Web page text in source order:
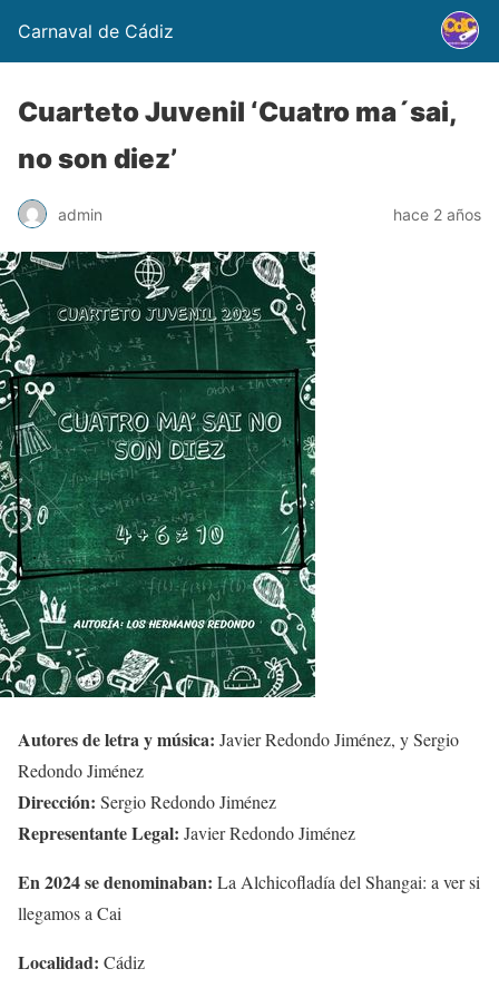
Carnaval de Cádiz
Cuarteto Juvenil ‘Cuatro ma´sai,
no son diez’
admin hace 2 años
Autores de letra y música: Javier Redondo Jiménez, y Sergio
Redondo Jiménez
Dirección: Sergio Redondo Jiménez
Representante Legal: Javier Redondo Jiménez
En 2024 se denominaban: La Alchicofladía del Shangai: a ver si
llegamos a Cai
Localidad: Cádiz